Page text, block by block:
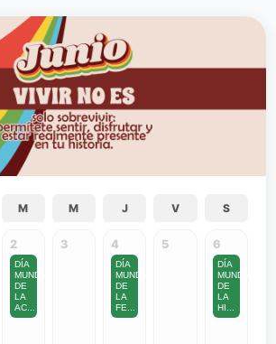
M M J V S
2
DÍA
MUNDIAL
DE
LA
AC...
3 4
DÍA
MUNDIAL
DE
LA
FE...
5 6
DÍA
MUNDIAL
DE
LA
HI...